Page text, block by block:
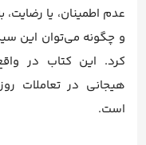
عدم اطمینان، یا
و چگونه می‌توان این
کرد. این کتاب در
هیجانی در تعاملات
است.